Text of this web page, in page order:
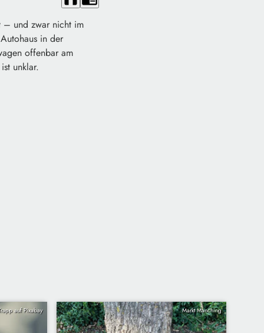
– und zwar nicht im
in der
offenbar am
unklar.
auf Pixabay Markt Manching